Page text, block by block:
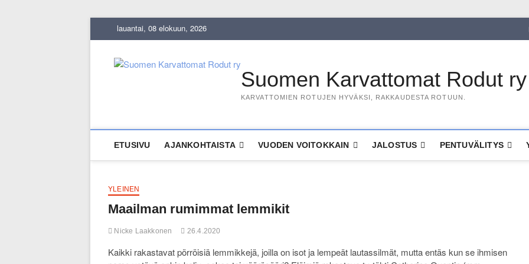
lauantai, 08 elokuun, 2026
Suomen Karvattomat Rodut ry
KARVATTOMIEN ROTUJEN HYVÄKSI, RAKKAUDESTA ROTUUN.
ETUSIVU AJANKOHTAISTA VUODEN VOITOKKAIN JALOSTUS PENTUVÄLITYS
YLEINEN
Maailman rumimmat lemmikit
Nicke Laakkonen 26.4.2020
Kaikki rakastavat pörröisiä lemmikkejä, joilla on isot ja lempeät lautassilmät, mutta entäs kun se ihmisen